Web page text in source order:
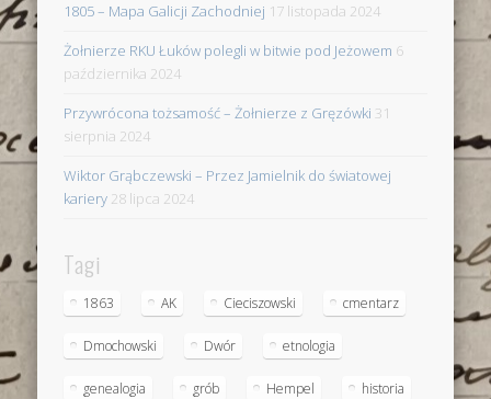
1805 – Mapa Galicji Zachodniej 17 listopada 2024
Żołnierze RKU Łuków polegli w bitwie pod Jeżowem 6
października 2024
Przywrócona tożsamość – Żołnierze z Gręzówki 31
sierpnia 2024
Wiktor Grąbczewski – Przez Jamielnik do światowej
kariery 28 lipca 2024
Tagi
1863 AK Cieciszowski cmentarz
Dmochowski Dwór etnologia
genealogia grób Hempel historia